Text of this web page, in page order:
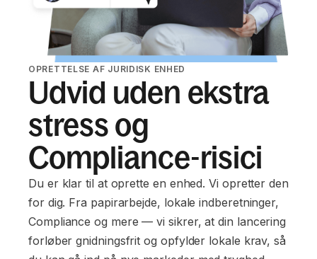
OPRETTELSE AF JURIDISK ENHED
Udvid uden ekstra
stress og
Compliance-risici
Du er klar til at oprette en enhed. Vi opretter den
for dig. Fra papirarbejde, lokale indberetninger,
Compliance og mere — vi sikrer, at din lancering
forløber gnidningsfrit og opfylder lokale krav, så